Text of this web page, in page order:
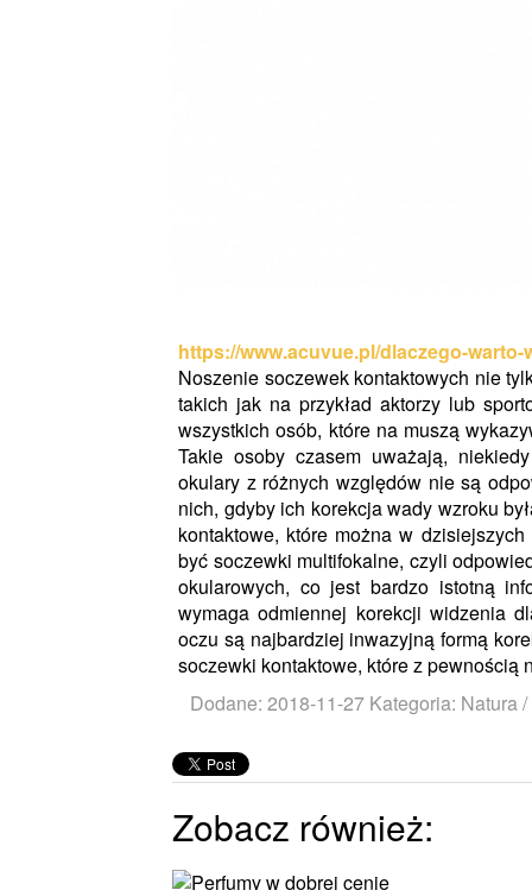
https://www.acuvue.pl/dlaczego-
Noszenie soczewek kontaktowych nie
takich jak na przykład aktorzy lub
wszystkich osób, które na muszą
Takie osoby czasem uważają,
okulary z różnych względów nie są
nich, gdyby ich korekcja wady wzroku
kontaktowe, które można w
być soczewki multifokalne, czyli
okularowych, co jest bardzo istotną
wymaga odmiennej korekcji widzenia
oczu są najbardziej inwazyjną formą
soczewki kontaktowe, które z pewnością
Dodane: 2018-11-27 Kategoria: Natura
Zobacz również: